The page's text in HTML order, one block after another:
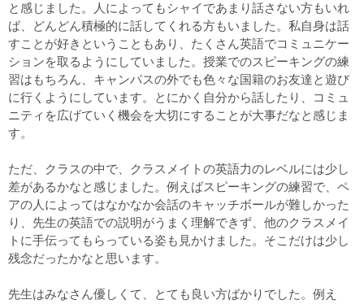
と感じました。人によってもシャイであまり話さない方もいれ
ば、どんどん積極的に話してくれる方もいました。私自身は話
すことが好きということもあり、たくさん英語でコミュニケー
ションを取るようにしていました。授業でのスピーキングの練
習はもちろん、キャンパスの外でも色々な国籍のお友達と遊び
に行くようにしています。とにかく自分から話したり、コミュ
ニティを広げていく機会を大切にすることが大事だなと感じま
す。
ただ、クラスの中で、クラスメイトの英語力のレベルには少し
差があるかなと感じました。例えばスピーキングの練習で、ペ
アの人によってはなかなか会話のキャッチボールが難しかった
り、先生の英語での説明がうまく理解できず、他のクラスメイ
トに手伝ってもらっている姿も見かけました。そこだけは少し
残念だったかなと思います。
先生はみなさん優しくて、とても良い方ばかりでした。例え